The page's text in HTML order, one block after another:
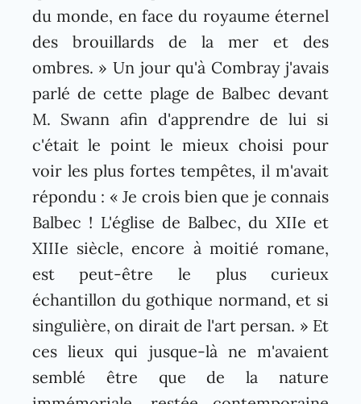
du monde, en face du royaume éternel
des brouillards de la mer et des
ombres. » Un jour qu'à Combray j'avais
parlé de cette plage de Balbec devant
M. Swann afin d'apprendre de lui si
c'était le point le mieux choisi pour
voir les plus fortes tempêtes, il m'avait
répondu : « Je crois bien que je connais
Balbec ! L'église de Balbec, du XIIe et
XIIIe siècle, encore à moitié romane,
est peut-être le plus curieux
échantillon du gothique normand, et si
singulière, on dirait de l'art persan. » Et
ces lieux qui jusque-là ne m'avaient
semblé être que de la nature